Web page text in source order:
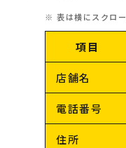
項目
店舗名
電話番号
住所